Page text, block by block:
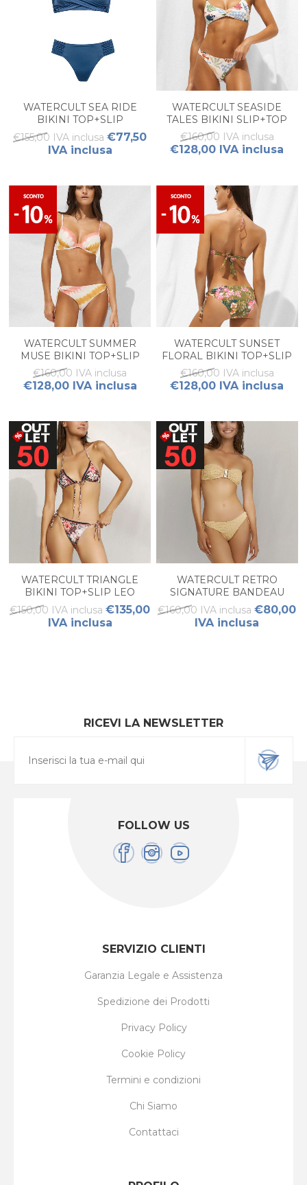
WATERCULT SEA RIDE
BIKINI TOP+SLIP
€155,00 IVA inclusa €77,50
IVA inclusa
WATERCULT SEASIDE
TALES BIKINI SLIP+TOP
€160,00 IVA inclusa
€128,00 IVA inclusa
WATERCULT SUMMER
MUSE BIKINI TOP+SLIP
€160,00 IVA inclusa
€128,00 IVA inclusa
WATERCULT SUNSET
FLORAL BIKINI TOP+SLIP
DRAPPEGGIO
€160,00 IVA inclusa
€128,00 IVA inclusa
WATERCULT TRIANGLE
BIKINI TOP+SLIP LEO
ALLURES
€150,00 IVA inclusa €135,00
IVA inclusa
WATERCULT RETRO
SIGNATURE BANDEAU
BIKINI SET
€160,00 IVA inclusa €80,00
IVA inclusa
RICEVI LA NEWSLETTER
FOLLOW US
SERVIZIO CLIENTI
Garanzia Legale e Assistenza
Spedizione dei Prodotti
Privacy Policy
Cookie Policy
Termini e condizioni
Chi Siamo
Contattaci